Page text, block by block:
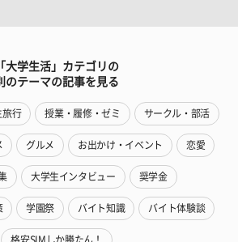
「大学生活」カテゴリの
のテーマの記事を見る
旅行 授業・履修・ゼミ サークル・部活
グルメ お出かけ・イベント 恋愛
大学生インタビュー 奨学金
学園祭 バイト知識 バイト体験談
格安SIMしか勝たん！